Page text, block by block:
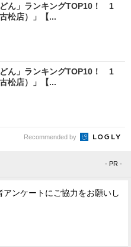
どん」ランキングTOP10！ 1
松店）」【...
どん」ランキングTOP10！ 1
松店）」【...
Recommended by
- PR -
アンケートにご協力をお願いし